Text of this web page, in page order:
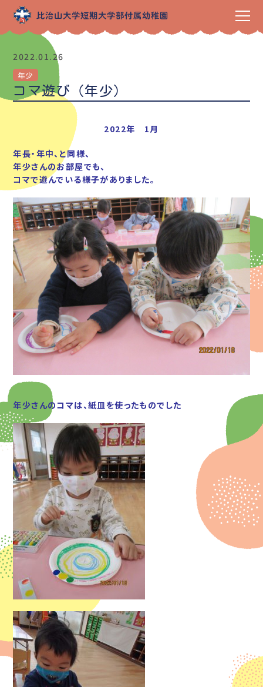
2022.01.26
年少
コマ遊び（年少）
2022年 1月
年長・年中、と同様、
年少さんのお部屋でも、
コマで遊んでいる様子がありました。
年少さんのコマは、紙皿を使ったものでした